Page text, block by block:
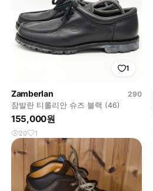
1
Zamberlan
290
잠발란 티롤리안 슈즈 블랙 (46)
155,000원
20 1